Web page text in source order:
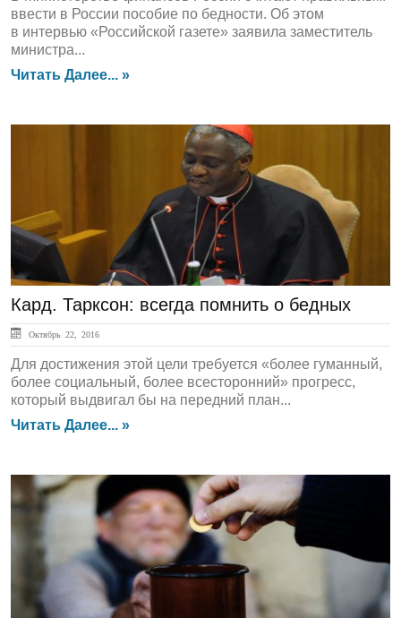
ввести в России пособие по бедности. Об этом
в интервью «Российской газете» заявила заместитель
министра...
Читать Далее... »
Кард. Тарксон: всегда помнить о бедных
Октябрь 22, 2016
Для достижения этой цели требуется «более гуманный,
более социальный, более всесторонний» прогресс,
который выдвигал бы на передний план...
Читать Далее... »
ЛЕНТА НОВОСТЕЙ